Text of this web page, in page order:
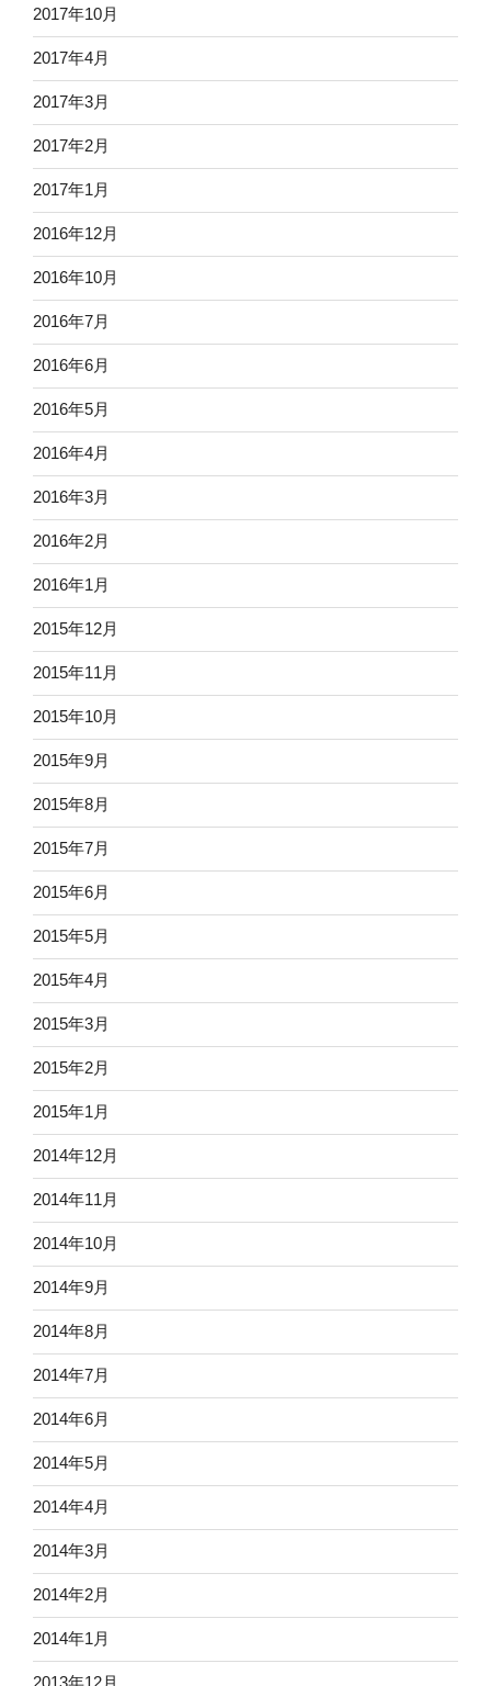
2017年10月
2017年4月
2017年3月
2017年2月
2017年1月
2016年12月
2016年10月
2016年7月
2016年6月
2016年5月
2016年4月
2016年3月
2016年2月
2016年1月
2015年12月
2015年11月
2015年10月
2015年9月
2015年8月
2015年7月
2015年6月
2015年5月
2015年4月
2015年3月
2015年2月
2015年1月
2014年12月
2014年11月
2014年10月
2014年9月
2014年8月
2014年7月
2014年6月
2014年5月
2014年4月
2014年3月
2014年2月
2014年1月
2013年12月